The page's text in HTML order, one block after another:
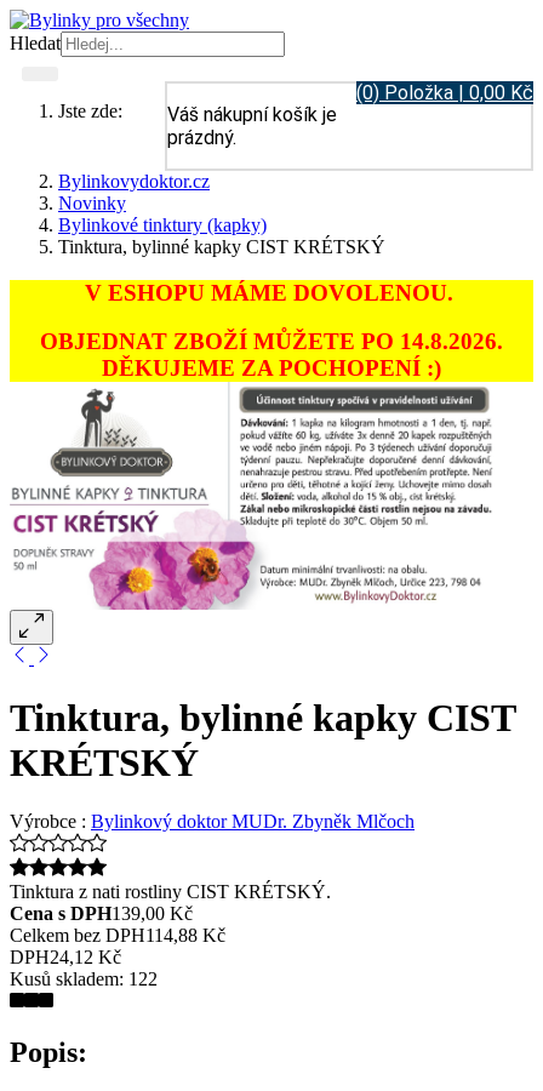
Hledat
(0) Položka | 0,00 Kč
Váš nákupní košík je
prázdný.
Jste zde:
Bylinkovydoktor.cz
Novinky
Bylinkové tinktury (kapky)
Tinktura, bylinné kapky CIST KRÉTSKÝ
V ESHOPU MÁME DOVOLENOU.
OBJEDNAT ZBOŽÍ MŮŽETE PO 14.8.2026.
DĚKUJEME ZA POCHOPENÍ :)
Tinktura, bylinné kapky CIST
KRÉTSKÝ
Výrobce : Bylinkový doktor MUDr. Zbyněk Mlčoch
Tinktura z nati rostliny CIST KRÉTSKÝ.
Cena s DPH139,00 Kč
Celkem bez DPH114,88 Kč
DPH24,12 Kč
Kusů skladem: 122
Popis: